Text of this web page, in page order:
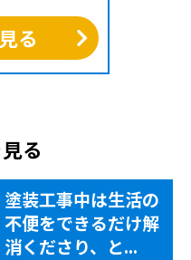
る
る
塗装工事中は生活の
不便をできるだけ解
消くださり、と...